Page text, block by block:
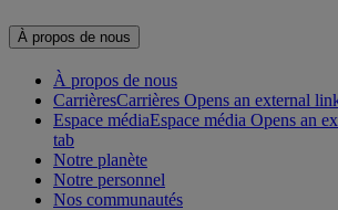
À propos de nous
À propos de nous
CarrièresCarrières Opens an external
Espace médiaEspace média Opens an
tab
Notre planète
Notre personnel
Nos communautés